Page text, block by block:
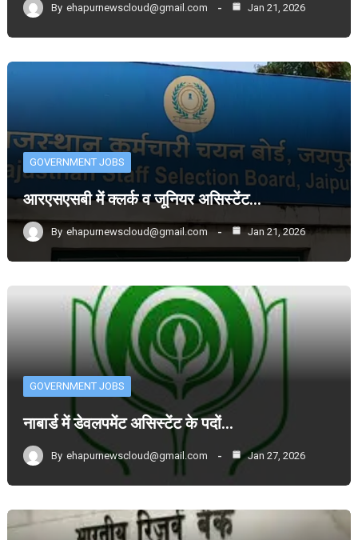
By ehapurnewscloud@gmail.com Jan 21, 2026
GOVERNMENT JOBS
आरएसएसबी में क्लर्क व जूनियर असिस्टेंट…
By ehapurnewscloud@gmail.com Jan 21, 2026
GOVERNMENT JOBS
नाबार्ड में डेवलपमेंट असिस्टेंट के पदों…
By ehapurnewscloud@gmail.com Jan 27, 2026